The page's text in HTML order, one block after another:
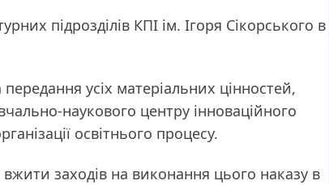
підрозділів КПІ ім. Ігоря Сікорського в
усіх матеріальних цінностей,
наукового центру інноваційного
освітнього процесу.
заходів на виконання цього наказу в